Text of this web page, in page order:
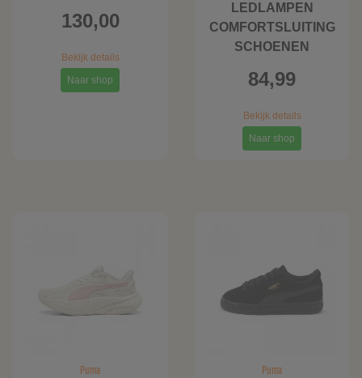
130,00
Bekijk details
Naar shop
LEDLAMPEN
COMFORTSLUITING
SCHOENEN
84,99
Bekijk details
Naar shop
Puma Puma